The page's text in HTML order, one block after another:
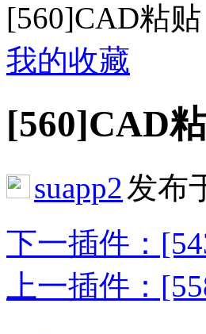
[560]CAD粘
我的收藏
[560]CAD
suapp2发布
下一插件：
上一插件：